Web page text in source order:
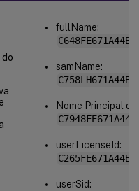
do
fullName:
samName:
Nome Principal
userLicenseId:
userSid: